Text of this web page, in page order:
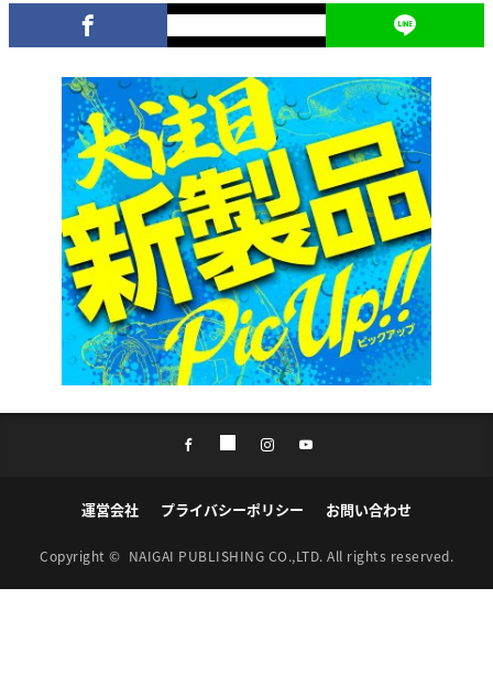
運営会社 プライバシーポリシー お問い合わせ
Copyright © NAIGAI PUBLISHING CO.,LTD. All rights reserved.